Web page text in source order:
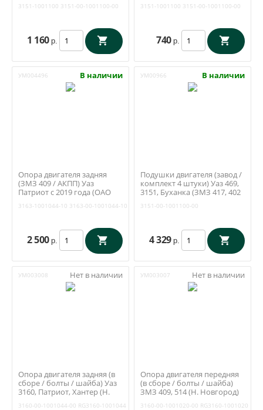
1001100
3151-1001100 3151-00-1001100-00
1 160 р.
1001100
3151-1001100 3151-00-1001100-00
740 р.
УМ004496 В наличии
Опора двигателя задняя
(ЗМЗ 409 / АКПП) Уаз
Патриот с 2019 года (ОАО
3163-1001044-10 3163-00-1001044-10
2 500 р.
УМ00966 В наличии
Подушки двигателя (завод /
комплект 4 штуки) Уаз 469,
3151, Буханка (ЗМЗ 417, 402
00-1001100-00
3151-00-1001100-00
4 329 р.
УМ003008 Нет в наличии
Опора двигателя задняя (в
сборе / болты / шайба) Уаз
3160, Патриот, Хантер (Н.
3160-00-1001044-00 RG3160-1001044
УМ003007 Нет в наличии
Опора двигателя передняя
(в сборе / болты / шайба)
ЗМЗ 409, 514 (Н. Новгород)
3160-00-1001020-00 RG3160-1001020